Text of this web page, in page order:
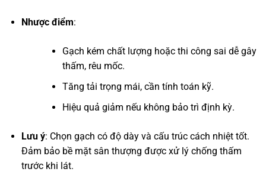
Nhược điểm:
Gạch kém chất lượng hoặc thi công sai dễ gây
thấm, rêu mốc.
Tăng tải trọng mái, cần tính toán kỹ.
Hiệu quả giảm nếu không bảo trì định kỳ.
Lưu ý: Chọn gạch có độ dày và cấu trúc cách nhiệt tốt.
Đảm bảo bề mặt sân thượng được xử lý chống thấm
trước khi lát.